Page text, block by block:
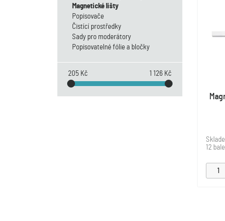
Magnetické lišty
Popisovače
Čistící prostředky
Sady pro moderátory
Popisovatelné fólie a bločky
205 Kč 1 126 Kč
12